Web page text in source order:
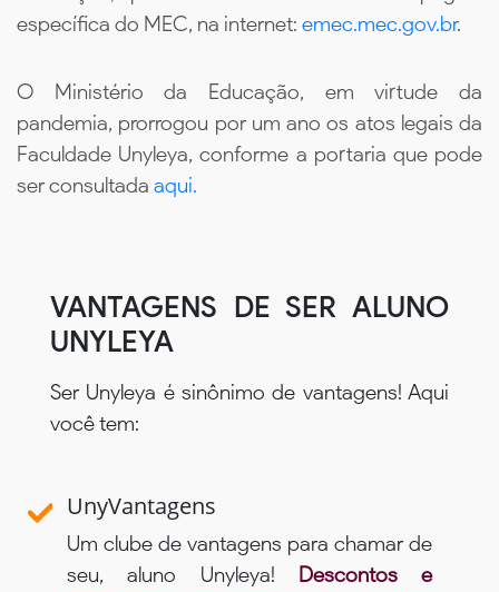
específica do MEC, na internet: emec.mec.gov.br.
O Ministério da Educação, em virtude da
pandemia, prorrogou por um ano os atos legais da
Faculdade Unyleya, conforme a portaria que pode
ser consultada aqui.
VANTAGENS DE SER ALUNO
UNYLEYA
Ser Unyleya é sinônimo de vantagens! Aqui
você tem:
UnyVantagens
Um clube de vantagens para chamar de
seu, aluno Unyleya! Descontos e